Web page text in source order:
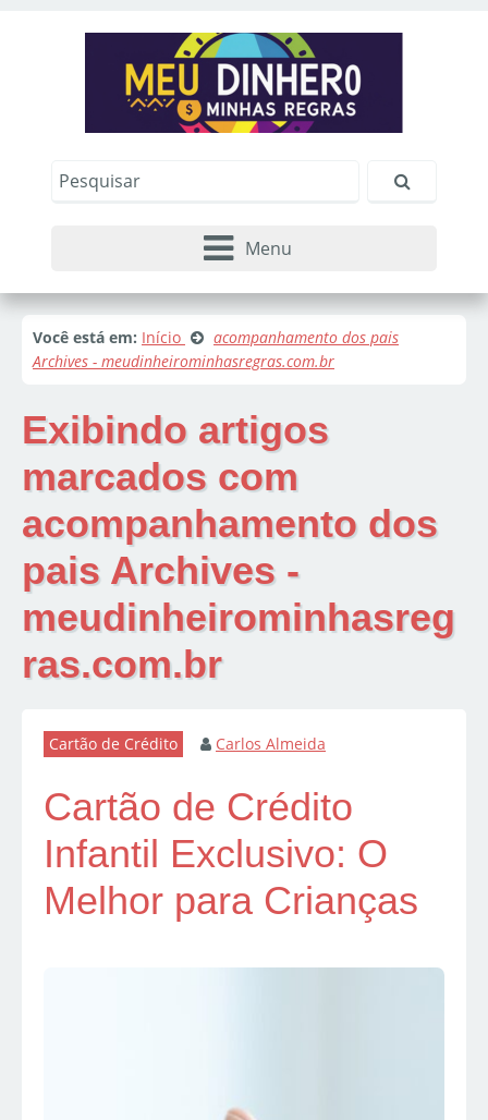
Menu
Você está em: Início
acompanhamento dos pais
Archives - meudinheirominhasregras.com.br
Exibindo artigos
marcados com
acompanhamento dos
pais Archives -
meudinheirominhasreg
ras.com.br
Cartão de Crédito Carlos Almeida
Cartão de Crédito
Infantil Exclusivo: O
Melhor para Crianças